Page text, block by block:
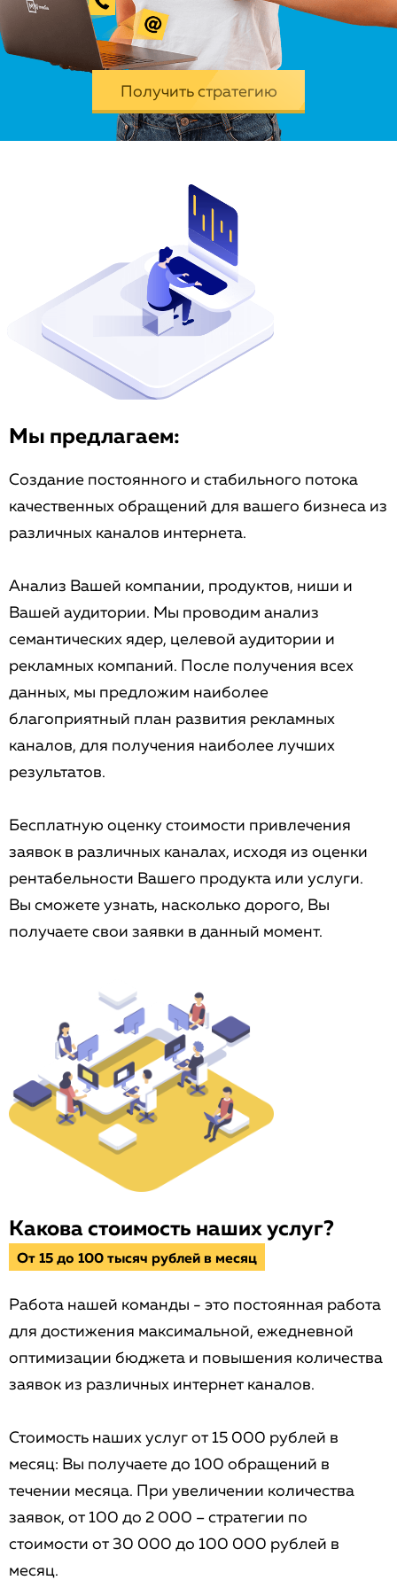
Портфолио
Медиа-центр
Получить стратегию
Мы предлагаем:
Создание постоянного и стабильного потока
качественных обращений для вашего бизнеса из
различных каналов интернета.
Анализ Вашей компании, продуктов, ниши и
Вашей аудитории. Мы проводим анализ
семантических ядер, целевой аудитории и
рекламных компаний. После получения всех
данных, мы предложим наиболее
благоприятный план развития рекламных
каналов, для получения наиболее лучших
результатов.
Бесплатную оценку стоимости привлечения
заявок в различных каналах, исходя из оценки
рентабельности Вашего продукта или услуги.
Вы сможете узнать, насколько дорого, Вы
получаете свои заявки в данный момент.
Какова стоимость наших услуг?
От 15 до 100 тысяч рублей в месяц
Работа нашей команды - это постоянная работа
для достижения максимальной, ежедневной
оптимизации бюджета и повышения количества
заявок из различных интернет каналов.
Стоимость наших услуг от 15 000 рублей в
месяц: Вы получаете до 100 обращений в
течении месяца. При увеличении количества
заявок, от 100 до 2 000 – стратегии по
стоимости от 30 000 до 100 000 рублей в
месяц.